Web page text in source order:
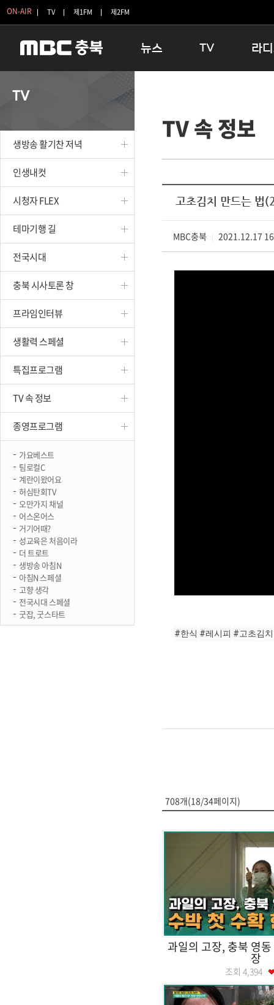
ON-AIR TV 제1FM 제2FM
뉴스
보은
옥천
TV
인생내컷
테마기행 길
시청자 FLEX
특집프로그램
종영프로그램
라
16:00 완
우리 고
TV
생방송 활기찬 저녁
인생내컷
시청자 FLEX
테마기행 길
전국시대
충북 시사토론 창
프라임인터뷰
생활력 스페셜
특집프로그램
TV 속 정보
종영프로그램
가요베스트
팀로컬C
계란이왔어요
허심탄회TV
오만가지 채널
어스온어스
거기어때?
성교육은 처음이라
더 트로트
생방송 아침N
아침N 스페셜
고향 생각
전국시대 스페셜
굿잡, 굿스타트
TV 속 정보
고초김치 만드는 법
MBC충북 2021.12.17
#한식 #레시피 #고초김치
708개(18/34페이지)
과일의 고장, 충북 영
장
조회 4,394